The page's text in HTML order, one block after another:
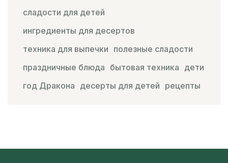
сладости для детей
ингредиенты для десертов
техника для выпечки полезные сладости
праздничные блюда бытовая техника дети
год Дракона десерты для детей рецепты